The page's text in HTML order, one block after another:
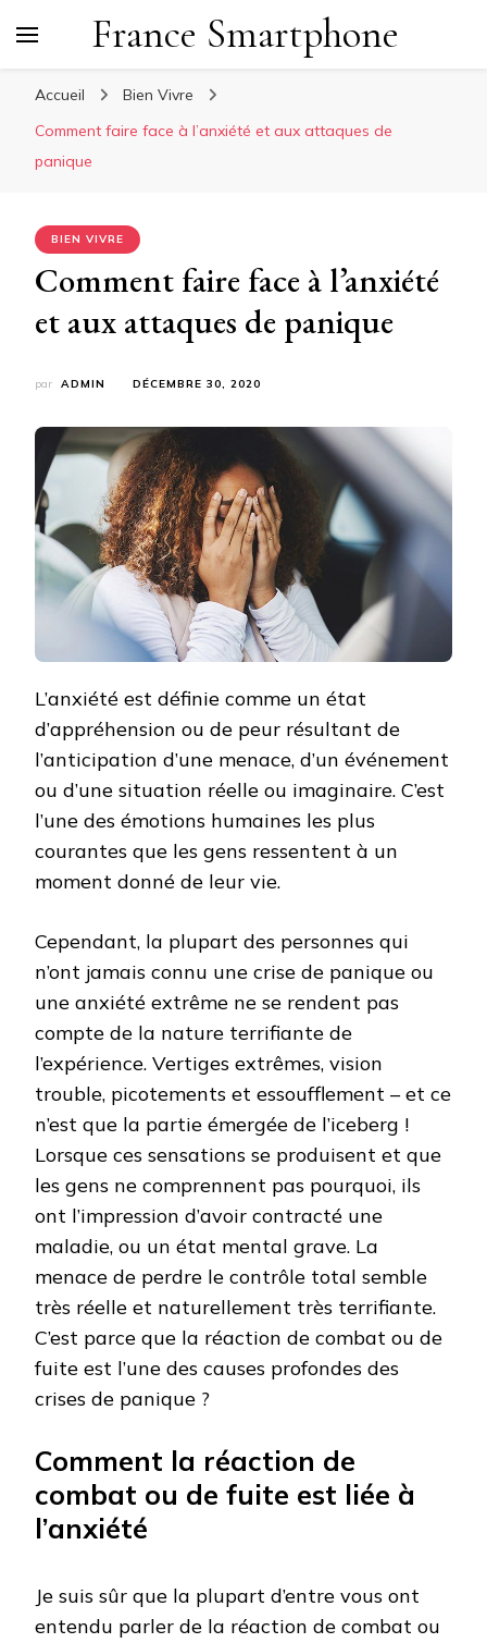
France Smartphone
Accueil
Bien Vivre
Comment faire face à l’anxiété et aux attaques de
panique
BIEN VIVRE
Comment faire face à l’anxiété
et aux attaques de panique
par ADMIN DÉCEMBRE 30, 2020
L’anxiété est définie comme un état
d’appréhension ou de peur résultant de
l’anticipation d’une menace, d’un événement
ou d’une situation réelle ou imaginaire. C’est
l’une des émotions humaines les plus
courantes que les gens ressentent à un
moment donné de leur vie.
Cependant, la plupart des personnes qui
n’ont jamais connu une crise de panique ou
une anxiété extrême ne se rendent pas
compte de la nature terrifiante de
l’expérience. Vertiges extrêmes, vision
trouble, picotements et essoufflement – et ce
n’est que la partie émergée de l’iceberg !
Lorsque ces sensations se produisent et que
les gens ne comprennent pas pourquoi, ils
ont l’impression d’avoir contracté une
maladie, ou un état mental grave. La
menace de perdre le contrôle total semble
très réelle et naturellement très terrifiante.
C’est parce que la réaction de combat ou de
fuite est l’une des causes profondes des
crises de panique ?
Comment la réaction de
combat ou de fuite est liée à
l’anxiété
Je suis sûr que la plupart d’entre vous ont
entendu parler de la réaction de combat ou